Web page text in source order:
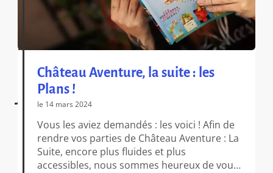
Château Aventure, la suite : les
Plans !
le 14 mars 2024
Vous les aviez demandés : les voici ! Afin de
rendre vos parties de Château Aventure : La
Suite, encore plus fluides et plus
accessibles, nous sommes heureux de vous